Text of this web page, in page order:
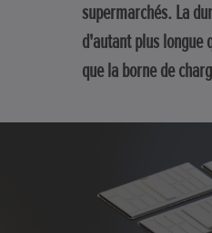
supermarchés. La
d'autant plus longue
que la borne de